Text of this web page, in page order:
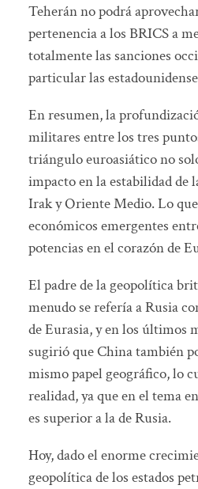
Teherán no podrá
pertenencia a los BRICS a
totalmente las sanciones
particular las
En resumen, la
militares entre los tres
triángulo euroasiático no
impacto en la estabilidad de
Irak y Oriente Medio. Lo
económicos emergentes
potencias en el corazón de
El padre de la geopolítica
menudo se refería a Rusia
de Eurasia, y en los últimos
sugirió que China también
mismo papel geográfico, lo
realidad, ya que en el tema
es superior a la de Rusia.
Hoy, dado el enorme
geopolítica de los estados